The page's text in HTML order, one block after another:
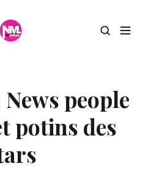
News people
potins des